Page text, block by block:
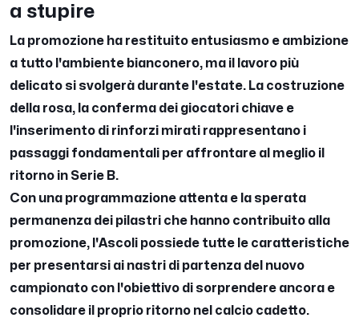
a stupire
La promozione ha restituito entusiasmo e ambizione
a tutto l'ambiente bianconero, ma il lavoro più
delicato si svolgerà durante l'estate. La costruzione
della rosa, la conferma dei giocatori chiave e
l'inserimento di rinforzi mirati rappresentano i
passaggi fondamentali per affrontare al meglio il
ritorno in Serie B.
Con una programmazione attenta e la sperata
permanenza dei pilastri che hanno contribuito alla
promozione, l'Ascoli possiede tutte le caratteristiche
per presentarsi ai nastri di partenza del nuovo
campionato con l'obiettivo di sorprendere ancora e
consolidare il proprio ritorno nel calcio cadetto.